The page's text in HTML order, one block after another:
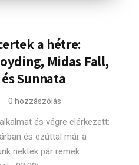
a hétre:
Midas Fall,
Sunnata
0 hozzászólás
és végre elérkezett:
és ezúttal már a
nektek pár remek